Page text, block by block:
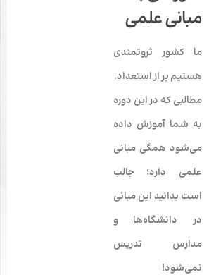
مبانی علمی
ما کشور ثروتمندی
هستیم پر از استعداد.
مطالبی که در این دوره
به شما آموزش داده
می‌شود همگی مبانی
علمی دارد؛ جالب
است بدانید این مبانی
در دانشگاه‌ها و
مدارس تدریس
نمی‌شود!